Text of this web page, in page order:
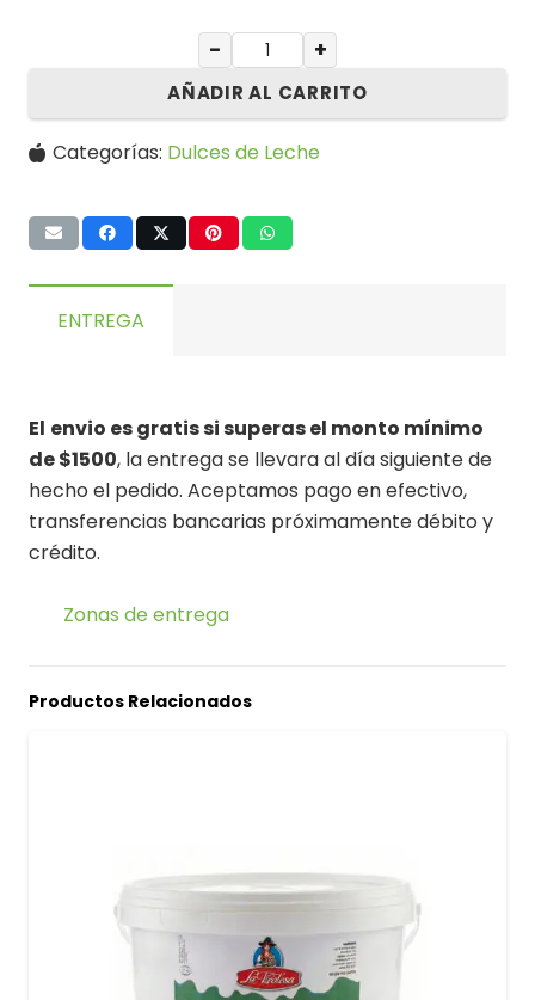
− +
AÑADIR AL CARRITO
Categorías: Dulces de Leche
ENTREGA
El envio es gratis si superas el monto mínimo
de $1500, la entrega se llevara al día siguiente de
hecho el pedido. Aceptamos pago en efectivo,
transferencias bancarias próximamente débito y
crédito.
Zonas de entrega
Productos Relacionados